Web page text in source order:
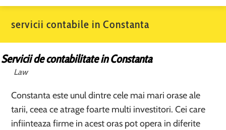
servicii contabile in Constanta
Servicii de contabilitate in Constanta
Law
Constanta este unul dintre cele mai mari orase ale
tarii, ceea ce atrage foarte multi investitori. Cei care
infiinteaza firme in acest oras pot opera in diferite